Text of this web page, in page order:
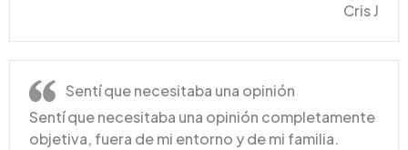
Cris J
Sentí que necesitaba una opinión
Sentí que necesitaba una opinión completamente
objetiva, fuera de mi entorno y de mi familia.